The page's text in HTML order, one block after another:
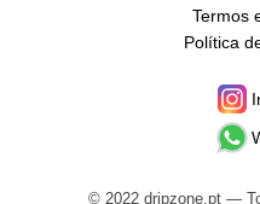
Termos
Política
© 2022 dripzone.pt —